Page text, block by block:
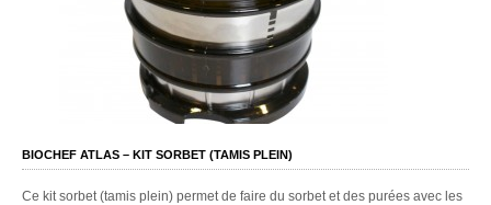
BIOCHEF ATLAS – KIT SORBET (TAMIS PLEIN)
Ce kit sorbet (tamis plein) permet de faire du sorbet et des purées avec les